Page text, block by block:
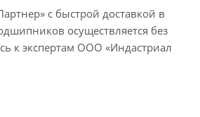
с быстрой доставкой в
осуществляется без
к экспертам ООО «Индастриал